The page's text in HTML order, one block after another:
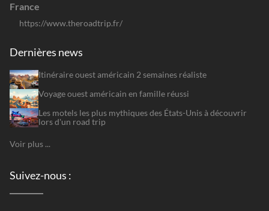
France
https://www.theroadtrip.fr/
Dernières news
Itinéraire ouest américain 2 semaines réaliste
Voyage ouest américain en famille réussi
Les motels les plus mythiques des États-Unis à découvrir
lors d'un road trip
Voir plus ...
Suivez-nous :